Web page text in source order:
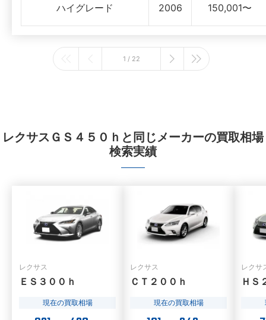
ハイグレード 2006 150,001〜
1 / 22
レクサスＧＳ４５０ｈと同じメーカーの買取相場
検索実績
レクサス
ＥＳ３００ｈ
現在の買取相場
レクサス
ＣＴ２００ｈ
現在の買取相場
レクサ
ＨＳ